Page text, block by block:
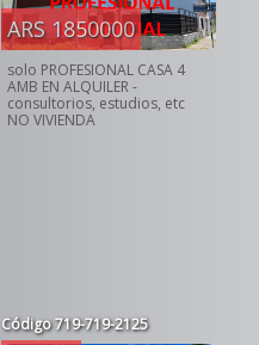
ARS 1850000
solo PROFESIONAL CASA 4
AMB EN ALQUILER -
consultorios, estudios, etc
NO VIVIENDA
Código719-719-2125